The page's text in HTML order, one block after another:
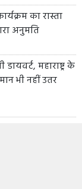
का रास्ता
अनुमति
महाराष्ट्र के
भी नहीं उतर